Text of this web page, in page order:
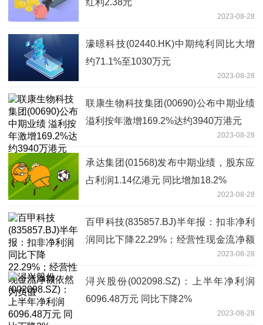
2023-08-28
濠暻科技(02440.HK)中期纯利同比大增
约71.1%至1030万元
2023-08-28
联康生物科技集团(00690)公布中期业绩
溢利按年激增169.2%达约3940万港元
2023-08-28
承达集团(01568)发布中期业绩，股东应
占利润1.14亿港元 同比增加18.2%
2023-08-28
百甲科技(835857.BJ)半年报：扣非净利
润同比下降22.29%；经营性现金流净额
2023-08-28
浔兴股份(002098.SZ)：上半年净利润
6096.48万元 同比下降2%
2023-08-28